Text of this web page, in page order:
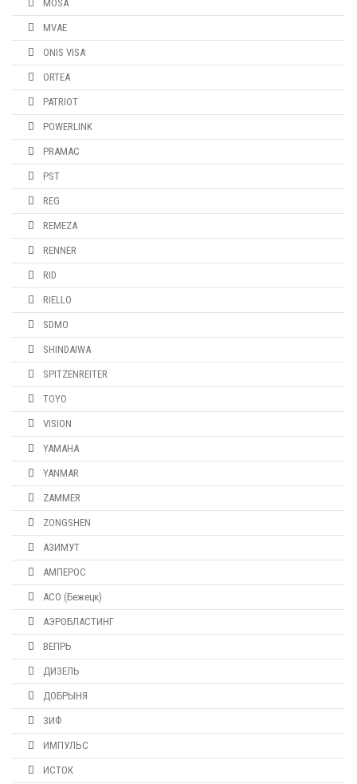
MOSA
MVAE
ONIS VISA
ORTEA
PATRIOT
POWERLINK
PRAMAC
PST
REG
REMEZA
RENNER
RID
RIELLO
SDMO
SHINDAIWA
SPITZENREITER
TOYO
VISION
YAMAHA
YANMAR
ZAMMER
ZONGSHEN
АЗИМУТ
АМПЕРОС
АСО (Бежецк)
АЭРОБЛАСТИНГ
ВЕПРЬ
ДИЗЕЛЬ
ДОБРЫНЯ
ЗИФ
ИМПУЛЬС
ИСТОК